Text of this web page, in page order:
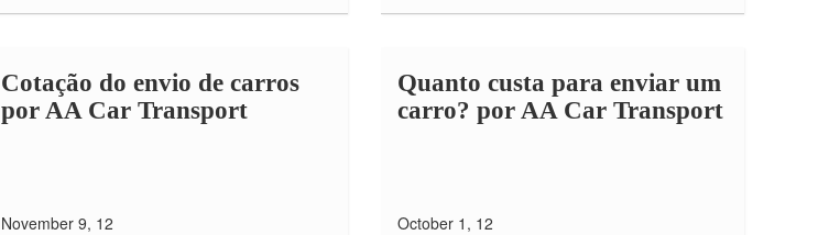
Cotação do envio de carros
por AA Car Transport
November 9, 12
Quanto custa para enviar um
carro? por AA Car Transport
October 1, 12